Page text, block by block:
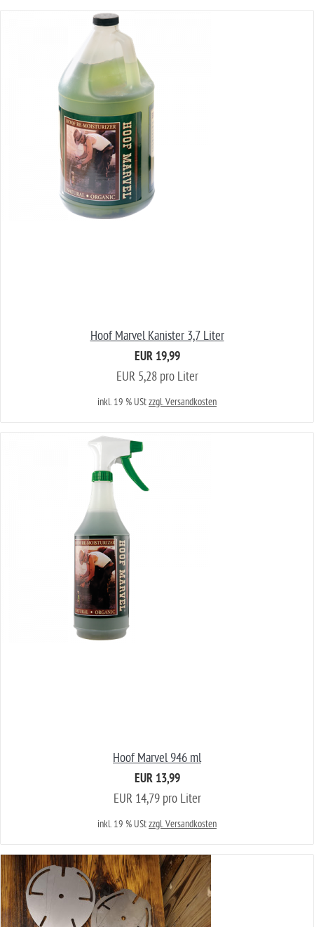
Hoof Marvel Kanister 3,7 Liter
EUR 19,99
EUR 5,28 pro Liter
inkl. 19 % UStzzgl. Versandkosten
Hoof Marvel 946 ml
EUR 13,99
EUR 14,79 pro Liter
inkl. 19 % UStzzgl. Versandkosten